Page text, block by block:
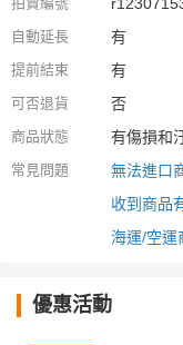
自動延長 有
提前結束 有
可否退貨 否
商品狀態 有傷損和
常見問題
無法進口
收到商品
海運/空運
優惠活動